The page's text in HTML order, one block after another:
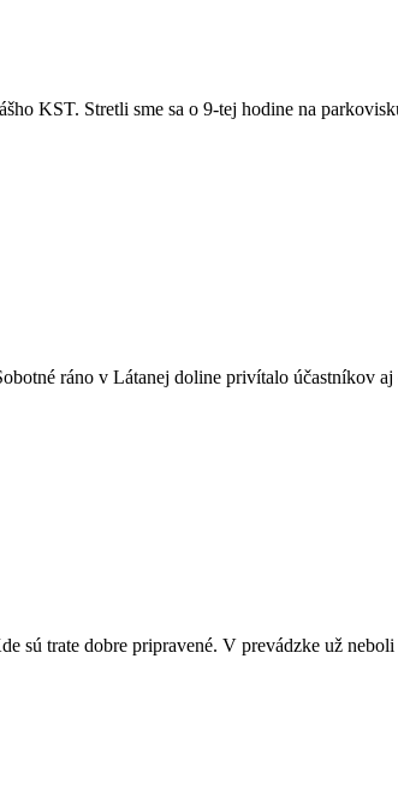
KST. Stretli sme sa o 9-tej hodine na
ráno v Látanej doline privítalo účastníkov
sú trate dobre pripravené. V prevádzke už